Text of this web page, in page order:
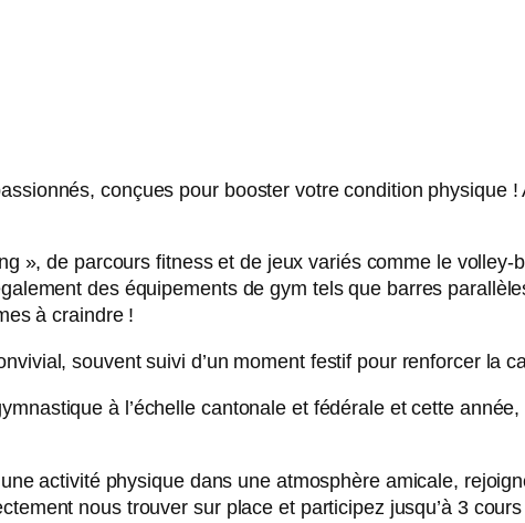
conçues pour booster votre condition physique
», de parcours fitness et de jeux variés comme le volley-
des équipements de gym tels que barres
à craindre !
souvent suivi d’un moment festif pour renforcer la
à l’échelle cantonale et fédérale et cette
activité physique dans une atmosphère amicale,
nous trouver sur place et participez jusqu’à 3